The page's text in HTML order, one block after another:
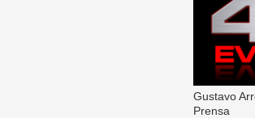
Gustavo
Prensa